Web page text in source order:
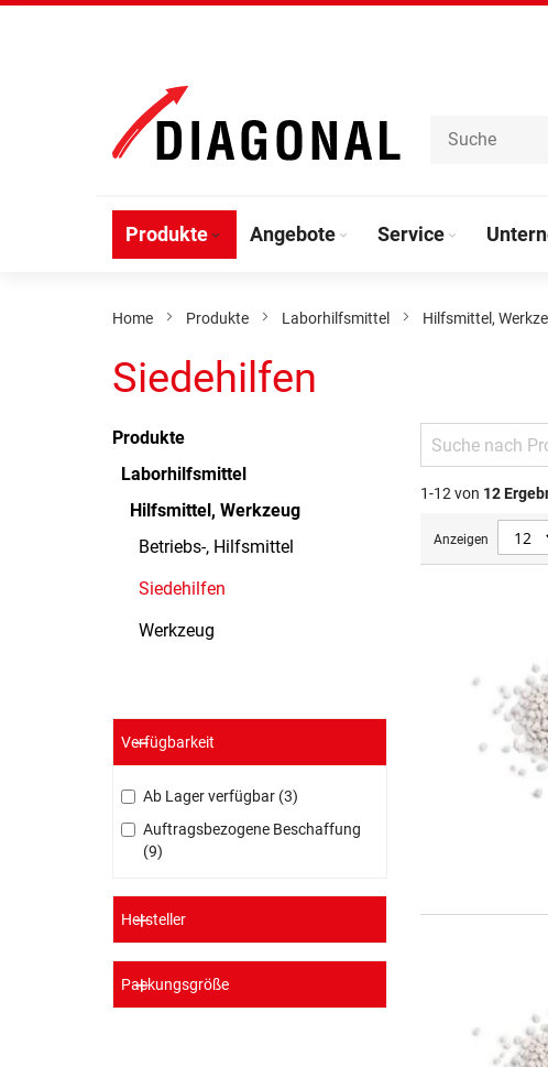
Inhalt
Produkte Angebote Service
Home Produkte Laborhilfsmittel Hilfsmittel,
Siedehilfen
Produkte
Laborhilfsmittel
Hilfsmittel, Werkzeug
Betriebs-, Hilfsmittel
Siedehilfen
Werkzeug
Verfügbarkeit
Ab Lager verfügbar 3
Auftragsbezogene Beschaffung
9
Hersteller
Packungsgröße
1-12 von 12
Anzeigen